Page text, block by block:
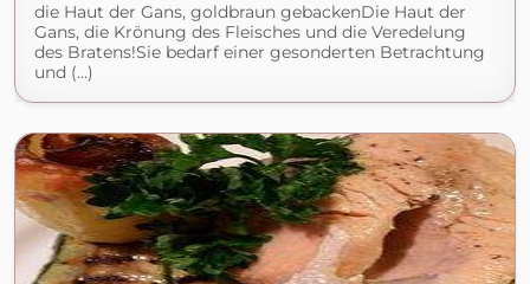
die Haut der Gans, goldbraun gebackenDie Haut der
Gans, die Krönung des Fleisches und die Veredelung
des Bratens!Sie bedarf einer gesonderten Betrachtung
und (...)